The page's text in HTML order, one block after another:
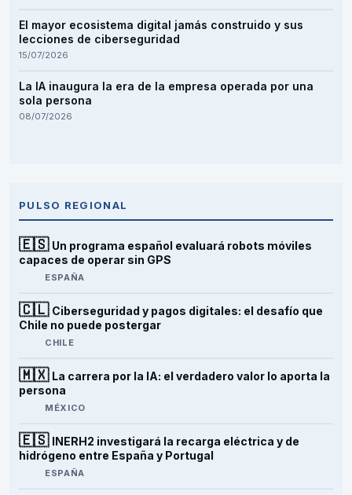
El mayor ecosistema digital jamás construido y sus
lecciones de ciberseguridad
15/07/2026
La IA inaugura la era de la empresa operada por una
sola persona
08/07/2026
PULSO REGIONAL
🇪🇸 Un programa español evaluará robots móviles
capaces de operar sin GPS
ESPAÑA
🇨🇱 Ciberseguridad y pagos digitales: el desafío que
Chile no puede postergar
CHILE
🇲🇽 La carrera por la IA: el verdadero valor lo aporta la
persona
MÉXICO
🇪🇸 INERH2 investigará la recarga eléctrica y de
hidrógeno entre España y Portugal
ESPAÑA